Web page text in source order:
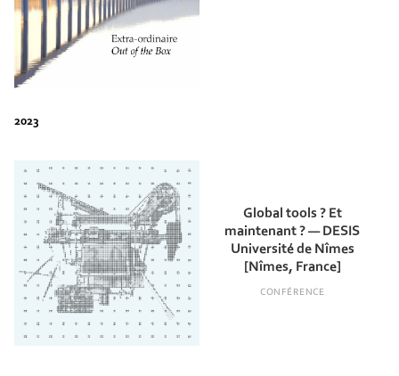
Global tools ? Et
maintenant ? — DESIS
Université de Nîmes
[Nîmes, France]
CONFÉRENCE